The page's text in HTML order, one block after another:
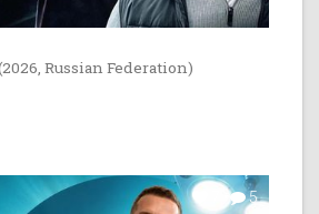
Russian Federation)
7 5